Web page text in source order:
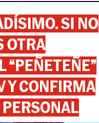
SI NO
OTRA
“PEÑETEÑE”
Y CONFIRMA